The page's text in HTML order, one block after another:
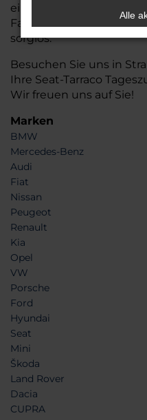
einer passenden
Fahrzeugwechsel bei
sorglos.
Besuchen Sie uns in
Ihre Seat-Tarraco
Wir freuen uns auf Sie!
Marken
BMW
Mercedes-Benz
Audi
Fiat
Nissan
Peugeot
Renault
Kia
Opel
VW
Porsche
Ford
Hyundai
Seat
Mini
Škoda
Land Rover
Dacia
CUPRA
Alle